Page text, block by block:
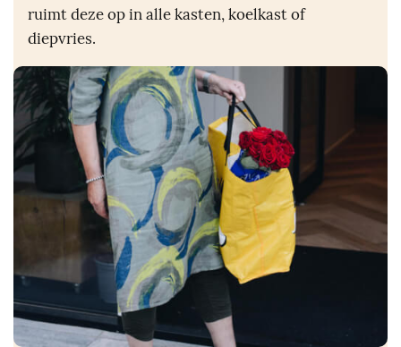
ruimt deze op in alle kasten, koelkast of
diepvries.